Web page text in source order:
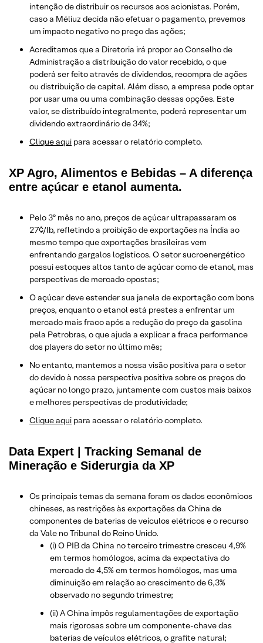
intenção de distribuir os recursos aos acionistas. Porém,
caso a Méliuz decida não efetuar o pagamento, prevemos
um impacto negativo no preço das ações;
Acreditamos que a Diretoria irá propor ao Conselho de
Administração a distribuição do valor recebido, o que
poderá ser feito através de dividendos, recompra de ações
ou distribuição de capital. Além disso, a empresa pode optar
por usar uma ou uma combinação dessas opções. Este
valor, se distribuído integralmente, poderá representar um
dividendo extraordinário de 34%;
Clique aqui para acessar o relatório completo.
XP Agro, Alimentos e Bebidas – A diferença
entre açúcar e etanol aumenta.
Pelo 3º mês no ano, preços de açúcar ultrapassaram os
27¢/lb, refletindo a proibição de exportações na Índia ao
mesmo tempo que exportações brasileiras vem
enfrentando gargalos logísticos. O setor sucroenergético
possui estoques altos tanto de açúcar como de etanol, mas
perspectivas de mercado opostas;
O açúcar deve estender sua janela de exportação com bons
preços, enquanto o etanol está prestes a enfrentar um
mercado mais fraco após a redução do preço da gasolina
pela Petrobras, o que ajuda a explicar a fraca performance
dos players do setor no último mês;
No entanto, mantemos a nossa visão positiva para o setor
do devido à nossa perspectiva positiva sobre os preços do
açúcar no longo prazo, juntamente com custos mais baixos
e melhores perspectivas de produtividade;
Clique aqui para acessar o relatório completo.
Data Expert | Tracking Semanal de
Mineração e Siderurgia da XP
Os principais temas da semana foram os dados econômicos
chineses, as restrições às exportações da China de
componentes de baterias de veículos elétricos e o recurso
da Vale no Tribunal do Reino Unido.
(i) O PIB da China no terceiro trimestre cresceu 4,9%
em termos homólogos, acima da expectativa do
mercado de 4,5% em termos homólogos, mas uma
diminuição em relação ao crescimento de 6,3%
observado no segundo trimestre;
(ii) A China impôs regulamentações de exportação
mais rigorosas sobre um componente-chave das
baterias de veículos elétricos, o grafite natural;